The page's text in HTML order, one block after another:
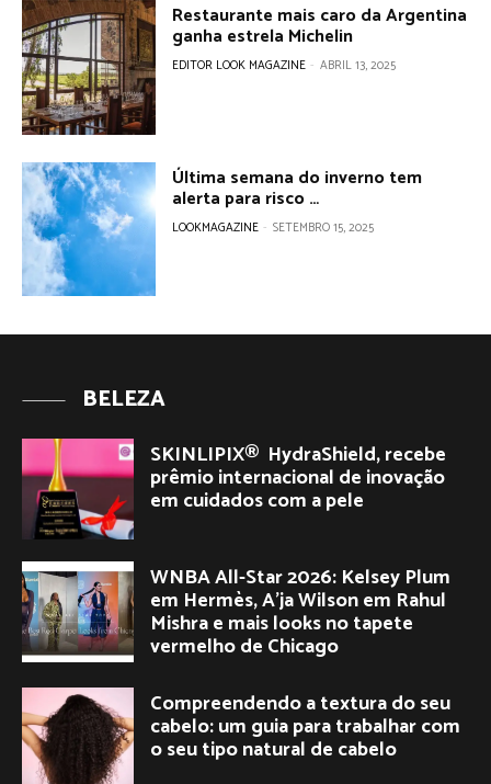
Restaurante mais caro da Argentina
ganha estrela Michelin
EDITOR LOOK MAGAZINE - ABRIL 13, 2025
Última semana do inverno tem
alerta para risco …
LOOKMAGAZINE - SETEMBRO 15, 2025
BELEZA
SKINLIPIX® HydraShield, recebe
prêmio internacional de inovação
em cuidados com a pele
WNBA All-Star 2026: Kelsey Plum
em Hermès, A’ja Wilson em Rahul
Mishra e mais looks no tapete
vermelho de Chicago
Compreendendo a textura do seu
cabelo: um guia para trabalhar com
o seu tipo natural de cabelo